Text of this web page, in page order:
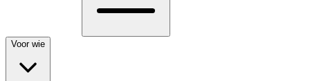
Voor wie